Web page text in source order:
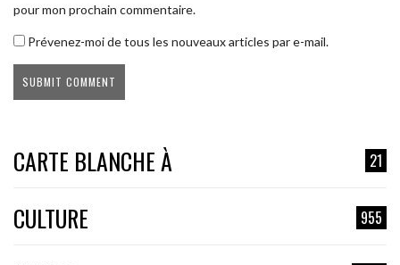
pour mon prochain commentaire.
Prévenez-moi de tous les nouveaux articles par e-mail.
CARTE BLANCHE À 21
CULTURE 955